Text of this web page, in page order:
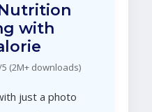
with
(2M+ downloads)
just a photo